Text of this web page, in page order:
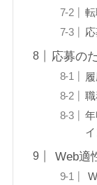
応募の
Web適